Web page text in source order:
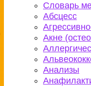
Словарь
Абсцесс
Акне
Анализы